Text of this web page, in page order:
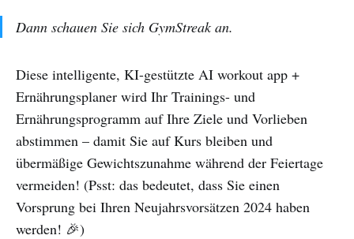
Dann schauen Sie sich GymStreak an.
Diese intelligente, KI-gestützte AI workout app +
Ernährungsplaner wird Ihr Trainings- und
Ernährungsprogramm auf Ihre Ziele und Vorlieben
abstimmen – damit Sie auf Kurs bleiben und
übermäßige Gewichtszunahme während der Feiertage
vermeiden! (Psst: das bedeutet, dass Sie einen
Vorsprung bei Ihren Neujahrsvorsätzen 2024 haben
werden! 🎉)